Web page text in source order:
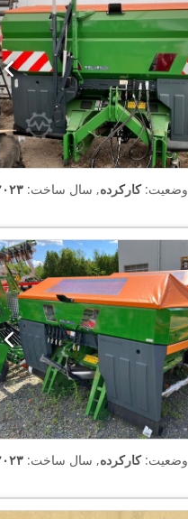
وضعیت:کارکرده, سال ساخت:
وضعیت:کارکرده, سال ساخت: